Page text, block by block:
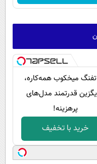
میخکوب همه‌کاره،
قدرتمند مدل‌های
پرهزینه!
خرید با تخفیف